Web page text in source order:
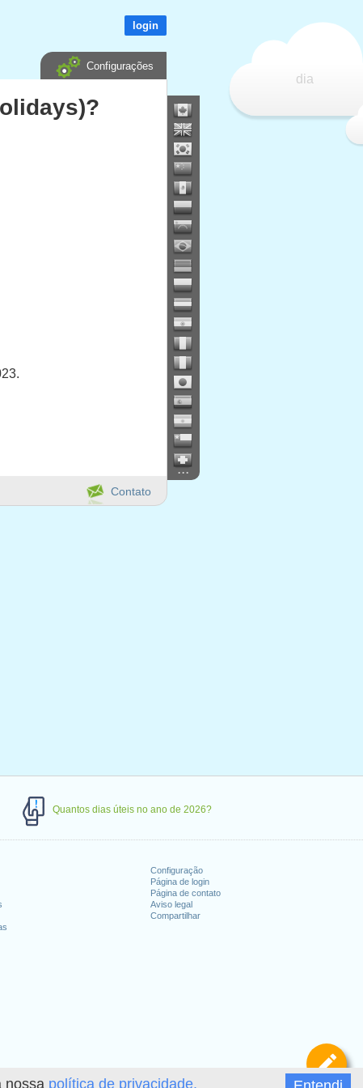
nossa política de privacidade.
Quantos dias úteis no ano de 2026?
Configuração
Página de login
Página de contato
Aviso legal
Compartilhar
dia
login
Configurações
...
Contato